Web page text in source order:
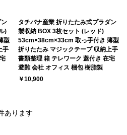
)
型
手
タチバナ産業 折りたたみ式プラダン
製収納 BOX 3枚セット (レッド)
53cm×38cm×33cm 取っ手付き 薄型
折りたたみ マジックテープ 収納上手
書類整理 箱 テレワーク 蓋付き 在宅
避難 会社 オフィス 梱包 樹脂製
￥10,900
あります